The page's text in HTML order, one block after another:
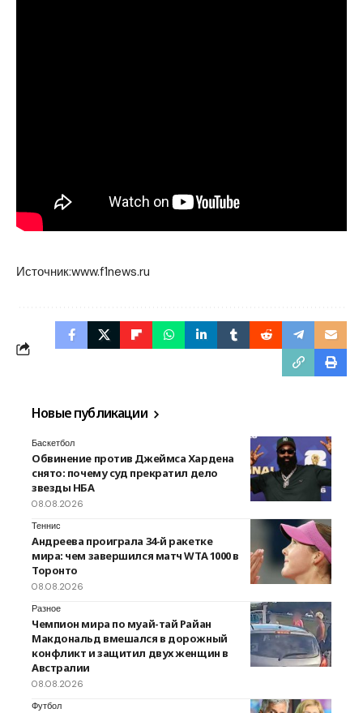
Источник:www.f1news.ru
Новые публикации
Баскетбол
Обвинение против Джеймса Хардена
снято: почему суд прекратил дело
звезды НБА
08.08.2026
Теннис
Андреева проиграла 34-й ракетке
мира: чем завершился матч WTA 1000 в
Торонто
08.08.2026
Разное
Чемпион мира по муай-тай Райан
Макдональд вмешался в дорожный
конфликт и защитил двух женщин в
Австралии
08.08.2026
Футбол